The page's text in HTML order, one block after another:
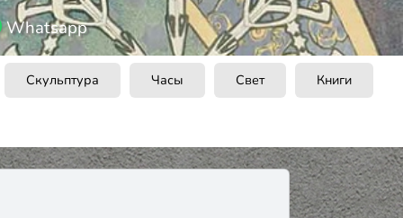
Whatsapp
Скульптура Часы Свет Книги